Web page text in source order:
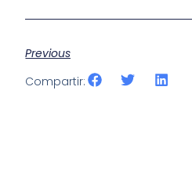
Previous
Compartir: